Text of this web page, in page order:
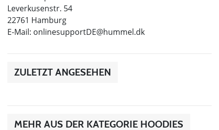
Leverkusenstr. 54
22761 Hamburg
E-Mail: onlinesupportDE@hummel.dk
ZULETZT ANGESEHEN
MEHR AUS DER KATEGORIE HOODIES